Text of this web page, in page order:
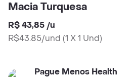
Macia Turquesa
R$ 43,85 /u
R$43.85/und (1 X 1 Und)
Pague Menos Health